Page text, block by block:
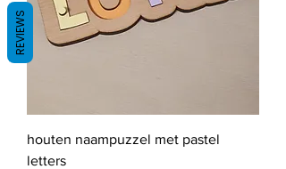
houten naampuzzel met pastel
letters
REVIEWS